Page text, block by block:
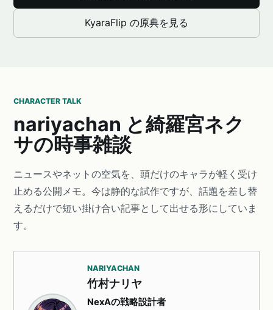
KyaraFlip の原典を見る
CHARACTER TALK
nariyachan と綺羅宮ネク
サの時事雑談
ニュースやネットの空気を、頭だけのキャラが軽く受け
止める公開メモ。今は静的な試作ですが、話題を差し替
えるだけで短い掛け合い記事として出せる形にしていま
す。
NARIYACHAN
竹村ナリヤ
NexAの戦略設計者